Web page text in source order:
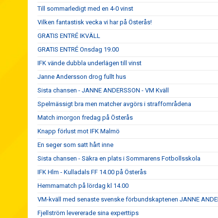
Till sommarledigt med en 4-0 vinst
Vilken fantastisk vecka vi har på Österås!
GRATIS ENTRÉ IKVÄLL
GRATIS ENTRÉ Onsdag 19.00
IFK vände dubbla underlägen till vinst
Janne Andersson drog fullt hus
Sista chansen - JANNE ANDERSSON - VM Kväll
Spelmässigt bra men matcher avgörs i straffområdena
Match imorgon fredag på Österås
Knapp förlust mot IFK Malmö
En seger som satt hårt inne
Sista chansen - Säkra en plats i Sommarens Fotbollsskola
IFK Hlm - Kulladals FF 14.00 på Österås
Hemmamatch på lördag kl 14.00
VM-kväll med senaste svenske förbundskaptenen JANNE
Fjellström levererade sina experttips